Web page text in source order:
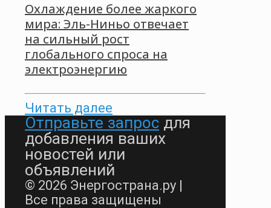
Охлаждение более жаркого
мира: Эль-Ниньо отвечает
на сильный рост
глобального спроса на
электроэнергию
Читать далее
Отправьте запрос для
добавления ваших
новостей или
объявлений
© 2026 Энергострана.ру |
Все права защищены